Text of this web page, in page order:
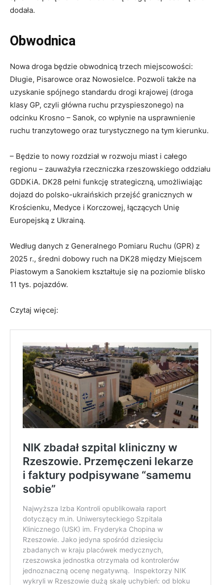
dodała.
Obwodnica
Nowa droga będzie obwodnicą trzech miejscowości:
Długie, Pisarowce oraz Nowosielce. Pozwoli także na
uzyskanie spójnego standardu drogi krajowej (droga
klasy GP, czyli główna ruchu przyspieszonego) na
odcinku Krosno – Sanok, co wpłynie na usprawnienie
ruchu tranzytowego oraz turystycznego na tym kierunku.
– Będzie to nowy rozdział w rozwoju miast i całego
regionu – zauważyła rzeczniczka rzeszowskiego oddziału
GDDKiA. DK28 pełni funkcję strategiczną, umożliwiając
dojazd do polsko-ukraińskich przejść granicznych w
Krościenku, Medyce i Korczowej, łączących Unię
Europejską z Ukrainą.
Według danych z Generalnego Pomiaru Ruchu (GPR) z
2025 r., średni dobowy ruch na DK28 między Miejscem
Piastowym a Sanokiem kształtuje się na poziomie blisko
11 tys. pojazdów.
Czytaj więcej: